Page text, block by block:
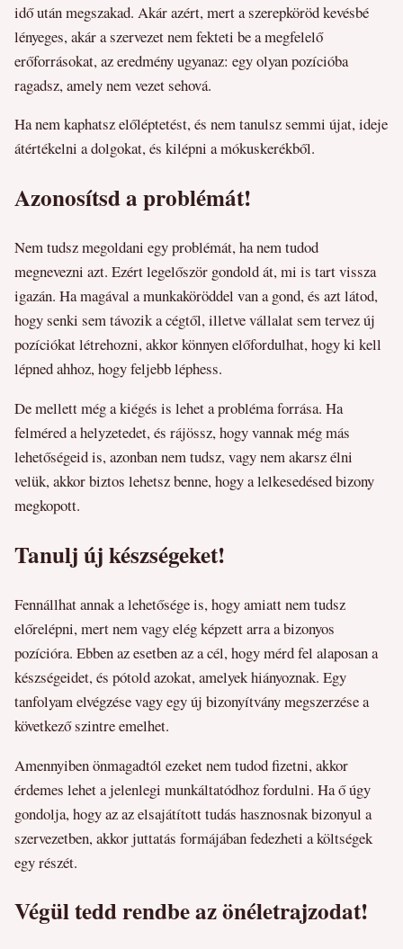
idő után megszakad. Akár azért, mert a szerepköröd kevésbé
lényeges, akár a szervezet nem fekteti be a megfelelő
erőforrásokat, az eredmény ugyanaz: egy olyan pozícióba
ragadsz, amely nem vezet sehová.
Ha nem kaphatsz előléptetést, és nem tanulsz semmi újat, ideje
átértékelni a dolgokat, és kilépni a mókuskerékből.
Azonosítsd a problémát!
Nem tudsz megoldani egy problémát, ha nem tudod
megnevezni azt. Ezért legelőször gondold át, mi is tart vissza
igazán. Ha magával a munkaköröddel van a gond, és azt látod,
hogy senki sem távozik a cégtől, illetve vállalat sem tervez új
pozíciókat létrehozni, akkor könnyen előfordulhat, hogy ki kell
lépned ahhoz, hogy feljebb léphess.
De mellett még a kiégés is lehet a probléma forrása. Ha
felméred a helyzetedet, és rájössz, hogy vannak még más
lehetőségeid is, azonban nem tudsz, vagy nem akarsz élni
velük, akkor biztos lehetsz benne, hogy a lelkesedésed bizony
megkopott.
Tanulj új készségeket!
Fennállhat annak a lehetősége is, hogy amiatt nem tudsz
előrelépni, mert nem vagy elég képzett arra a bizonyos
pozícióra. Ebben az esetben az a cél, hogy mérd fel alaposan a
készségeidet, és pótold azokat, amelyek hiányoznak. Egy
tanfolyam elvégzése vagy egy új bizonyítvány megszerzése a
következő szintre emelhet.
Amennyiben önmagadtól ezeket nem tudod fizetni, akkor
érdemes lehet a jelenlegi munkáltatódhoz fordulni. Ha ő úgy
gondolja, hogy az az elsajátított tudás hasznosnak bizonyul a
szervezetben, akkor juttatás formájában fedezheti a költségek
egy részét.
Végül tedd rendbe az önéletrajzodat!